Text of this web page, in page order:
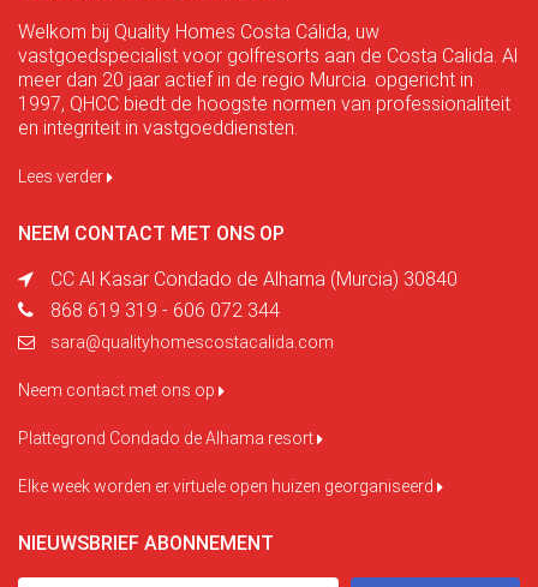
Welkom bij Quality Homes Costa Cálida, uw
vastgoedspecialist voor golfresorts aan de Costa Calida. Al
meer dan 20 jaar actief in de regio Murcia. opgericht in
1997, QHCC biedt de hoogste normen van professionaliteit
en integriteit in vastgoeddiensten.
Lees verder
NEEM CONTACT MET ONS OP
CC Al Kasar Condado de Alhama (Murcia) 30840
868 619 319 - 606 072 344
sara@qualityhomescostacalida.com
Neem contact met ons op
Plattegrond Condado de Alhama resort
Elke week worden er virtuele open huizen georganiseerd
NIEUWSBRIEF ABONNEMENT